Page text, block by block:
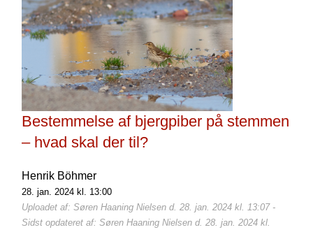
Bestemmelse af bjergpiber på stemmen
– hvad skal der til?
Henrik Böhmer
28. jan. 2024 kl. 13:00
Uploadet af: Søren Haaning Nielsen d. 28. jan. 2024 kl. 13:07 -
Sidst opdateret af: Søren Haaning Nielsen d. 28. jan. 2024 kl.